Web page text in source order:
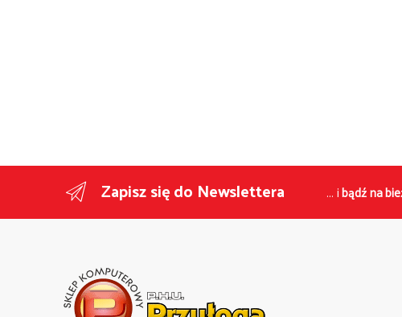
Zapisz się do Newslettera ... ibądź na